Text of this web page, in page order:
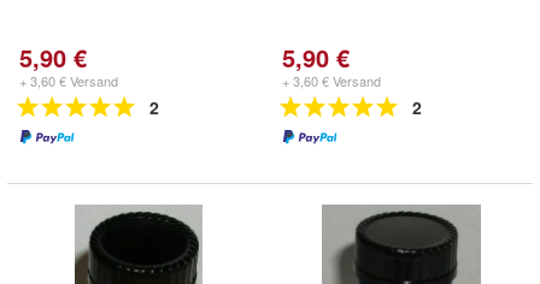
5,90 €
+ 3,60 € Versand
2
5,90 €
+ 3,60 € Versand
2